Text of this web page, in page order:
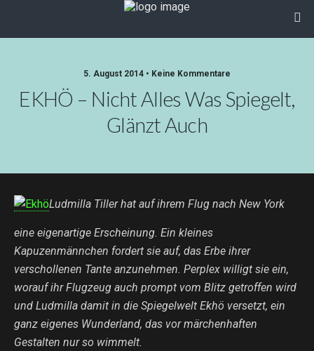
5. August 2014 • Keine Kommentare
EKHÖ – Nicht Alles Was Spiegelt,
Glänzt Auch
Ludmilla Tiller hat auf ihrem Flug nach New York
eine eigenartige Erscheinung. Ein kleines
Kapuzenmännchen fordert sie auf, das Erbe ihrer
verschollenen Tante anzunehmen. Perplex willigt sie ein,
worauf ihr Flugzeug auch prompt vom Blitz getroffen wird
und Ludmilla damit in die Spiegelwelt Ekhö versetzt, ein
ganz eigenes Wunderland, das vor märchenhaften
Gestalten nur so wimmelt.